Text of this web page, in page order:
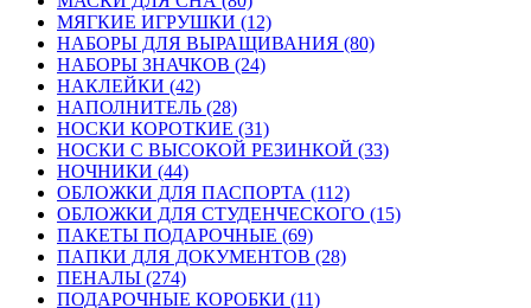
МЯГКИЕ ИГРУШКИ (12)
НАБОРЫ ДЛЯ ВЫРАЩИВАНИЯ (80)
НАБОРЫ ЗНАЧКОВ (24)
НАКЛЕЙКИ (42)
НАПОЛНИТЕЛЬ (28)
НОСКИ КОРОТКИЕ (31)
НОСКИ С ВЫСОКОЙ РЕЗИНКОЙ (33)
НОЧНИКИ (44)
ОБЛОЖКИ ДЛЯ ПАСПОРТА (112)
ОБЛОЖКИ ДЛЯ СТУДЕНЧЕСКОГО (15)
ПАКЕТЫ ПОДАРОЧНЫЕ (69)
ПАПКИ ДЛЯ ДОКУМЕНТОВ (28)
ПЕНАЛЫ (274)
ПОДАРОЧНЫЕ КОРОБКИ (11)